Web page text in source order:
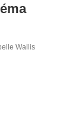
Wallis